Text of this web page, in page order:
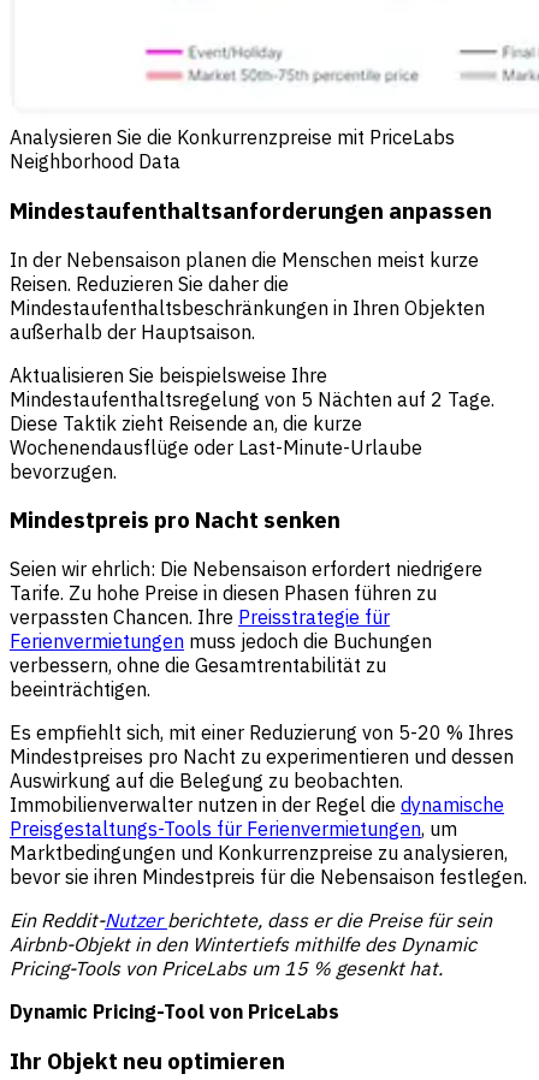
Analysieren Sie die Konkurrenzpreise mit PriceLabs
Neighborhood Data
Mindestaufenthaltsanforderungen anpassen
In der Nebensaison planen die Menschen meist kurze
Reisen. Reduzieren Sie daher die
Mindestaufenthaltsbeschränkungen in Ihren Objekten
außerhalb der Hauptsaison.
Aktualisieren Sie beispielsweise Ihre
Mindestaufenthaltsregelung von 5 Nächten auf 2 Tage.
Diese Taktik zieht Reisende an, die kurze
Wochenendausflüge oder Last-Minute-Urlaube
bevorzugen.
Mindestpreis pro Nacht senken
Seien wir ehrlich: Die Nebensaison erfordert niedrigere
Tarife. Zu hohe Preise in diesen Phasen führen zu
verpassten Chancen. Ihre Preisstrategie für
Ferienvermietungen muss jedoch die Buchungen
verbessern, ohne die Gesamtrentabilität zu
beeinträchtigen.
Es empfiehlt sich, mit einer Reduzierung von 5-20 % Ihres
Mindestpreises pro Nacht zu experimentieren und dessen
Auswirkung auf die Belegung zu beobachten.
Immobilienverwalter nutzen in der Regel die dynamische
Preisgestaltungs-Tools für Ferienvermietungen, um
Marktbedingungen und Konkurrenzpreise zu analysieren,
bevor sie ihren Mindestpreis für die Nebensaison festlegen.
Ein Reddit-Nutzerberichtete, dass er die Preise für sein
Airbnb-Objekt in den Wintertiefs mithilfe des Dynamic
Pricing-Tools von PriceLabs um 15 % gesenkt hat.
Dynamic Pricing-Tool von PriceLabs
Ihr Objekt neu optimieren